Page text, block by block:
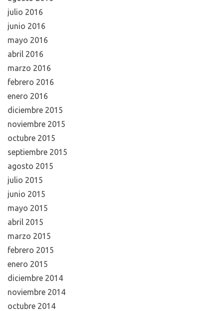
julio 2016
junio 2016
mayo 2016
abril 2016
marzo 2016
febrero 2016
enero 2016
diciembre 2015
noviembre 2015
octubre 2015
septiembre 2015
agosto 2015
julio 2015
junio 2015
mayo 2015
abril 2015
marzo 2015
febrero 2015
enero 2015
diciembre 2014
noviembre 2014
octubre 2014